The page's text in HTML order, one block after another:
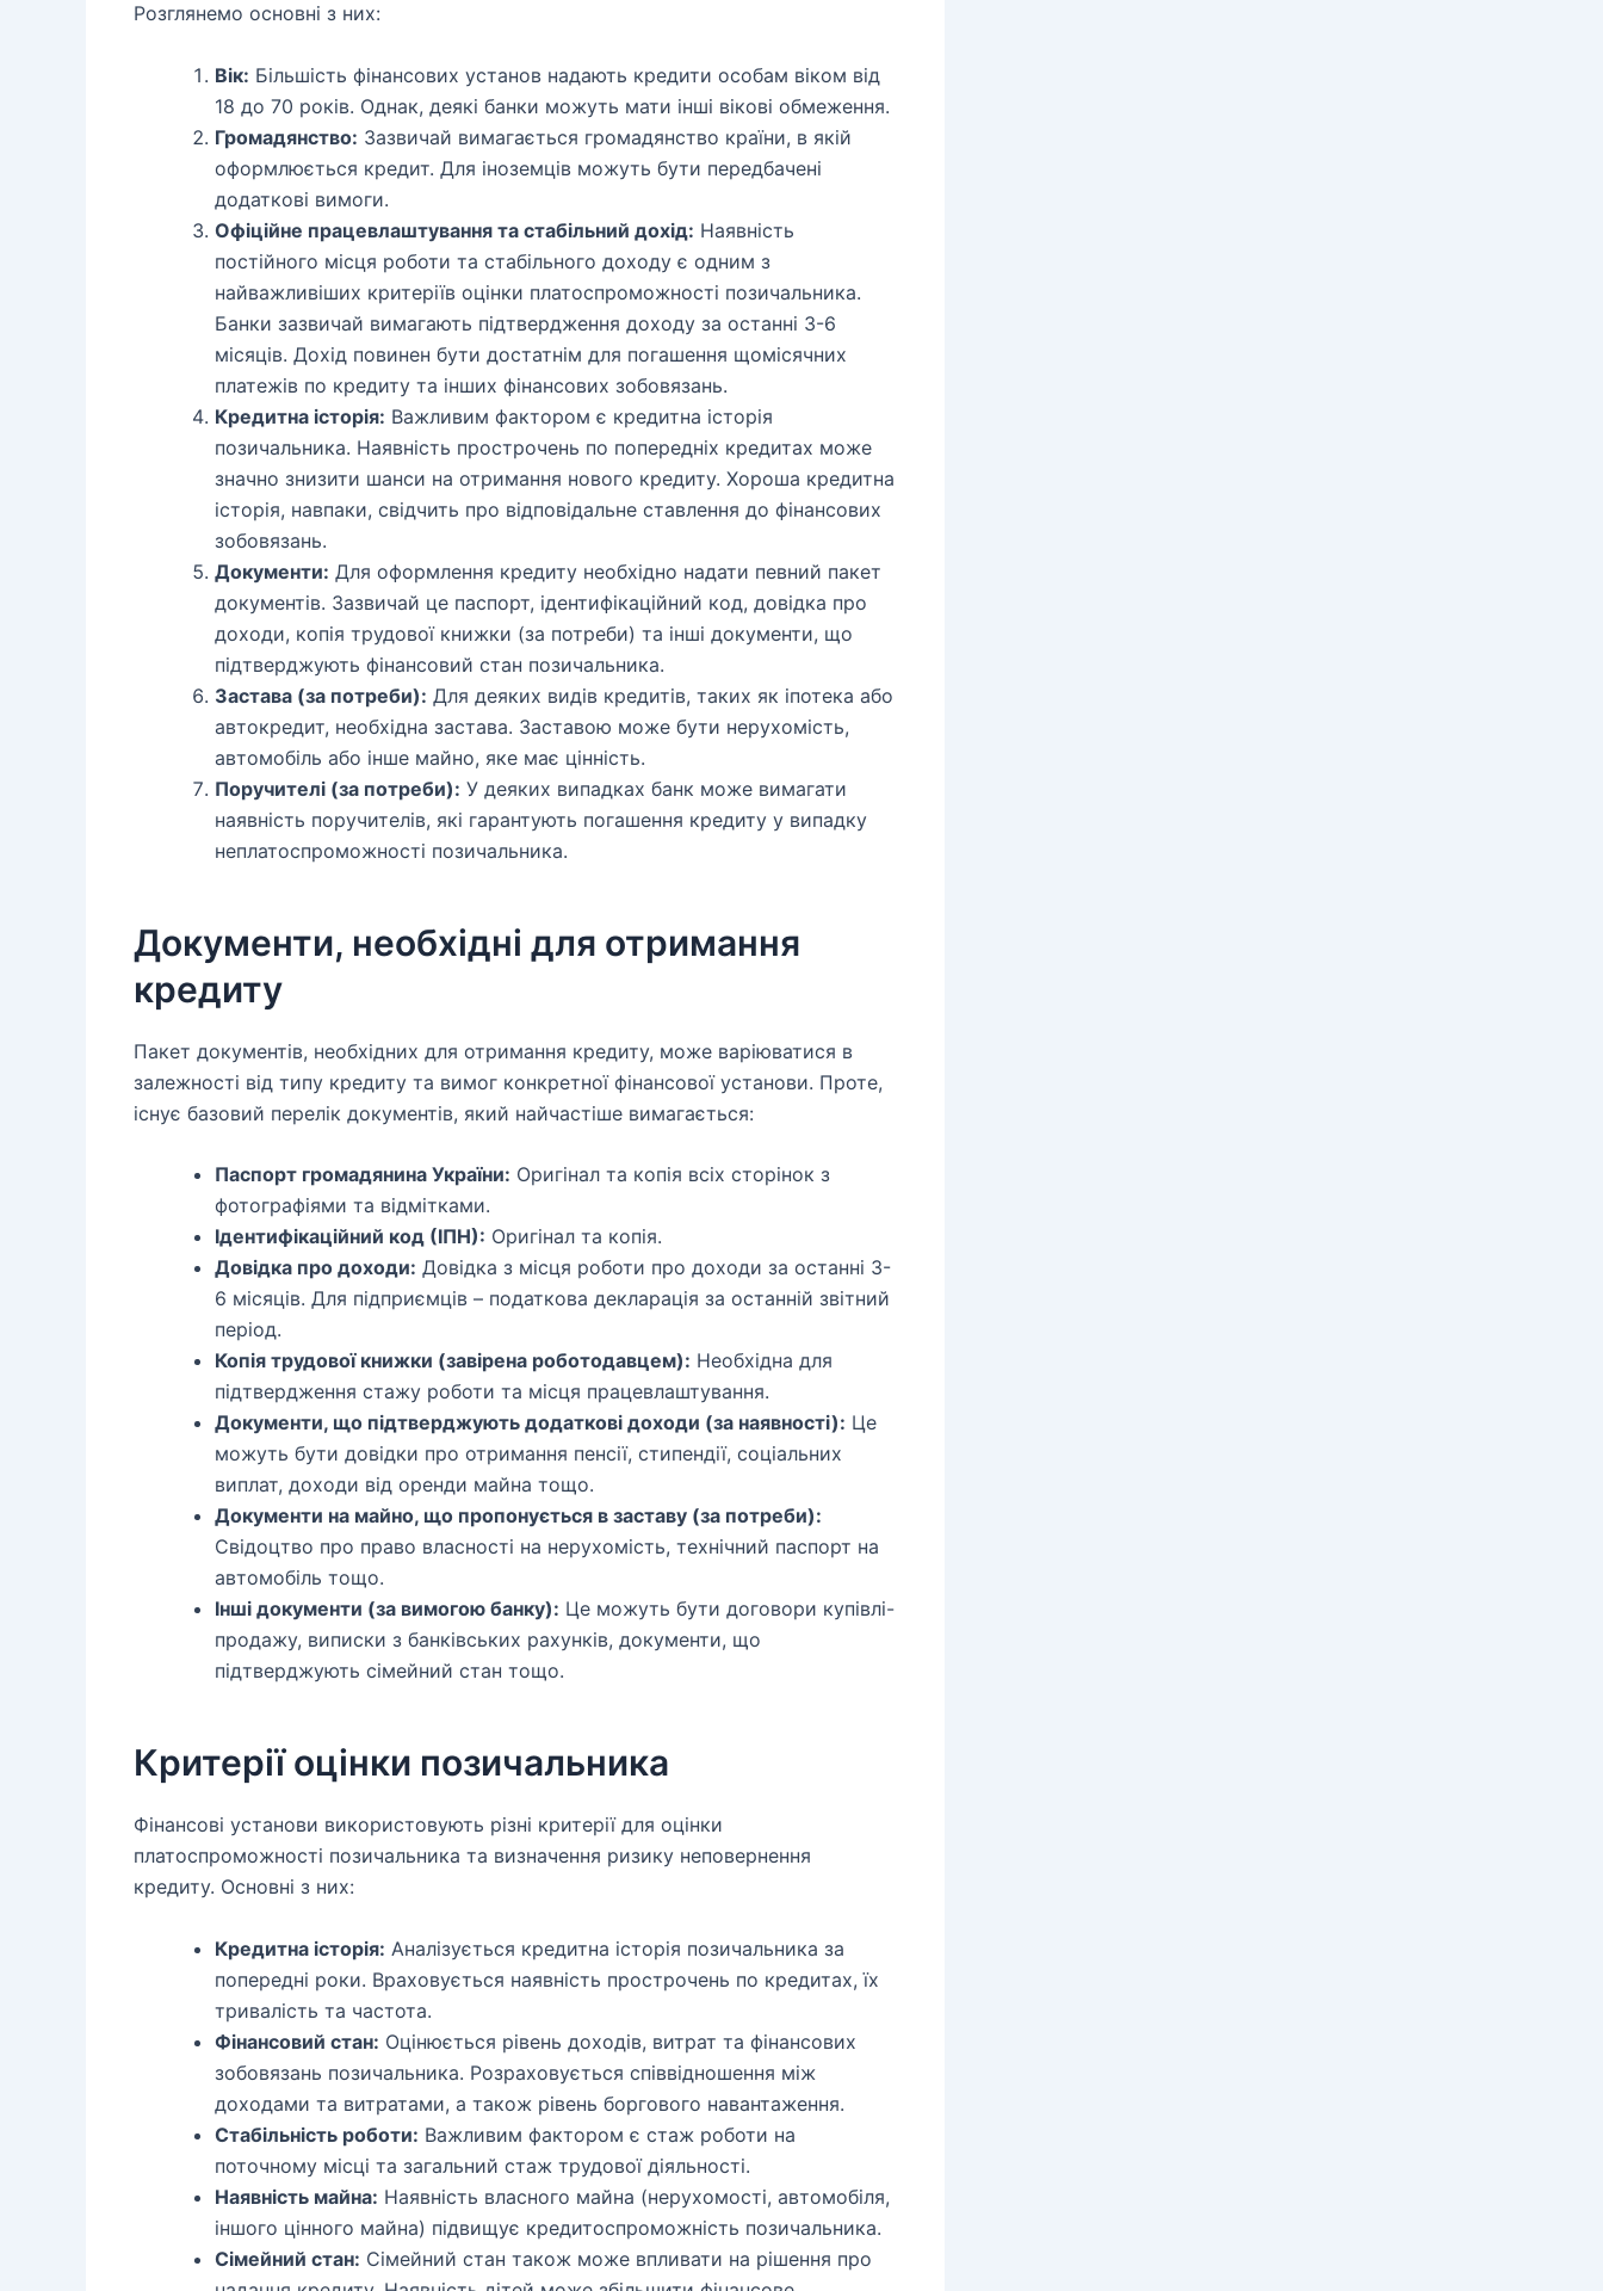
Розглянемо основні з них:
Вік: Більшість фінансових установ надають кредити особам віком від
18 до 70 років. Однак, деякі банки можуть мати інші вікові обмеження.
Громадянство: Зазвичай вимагається громадянство країни, в якій
оформлюється кредит. Для іноземців можуть бути передбачені
додаткові вимоги.
Офіційне працевлаштування та стабільний дохід: Наявність
постійного місця роботи та стабільного доходу є одним з
найважливіших критеріїв оцінки платоспроможності позичальника.
Банки зазвичай вимагають підтвердження доходу за останні 3-6
місяців. Дохід повинен бути достатнім для погашення щомісячних
платежів по кредиту та інших фінансових зобовязань.
Кредитна історія: Важливим фактором є кредитна історія
позичальника. Наявність прострочень по попередніх кредитах може
значно знизити шанси на отримання нового кредиту. Хороша кредитна
історія, навпаки, свідчить про відповідальне ставлення до фінансових
зобовязань.
Документи: Для оформлення кредиту необхідно надати певний пакет
документів. Зазвичай це паспорт, ідентифікаційний код, довідка про
доходи, копія трудової книжки (за потреби) та інші документи, що
підтверджують фінансовий стан позичальника.
Застава (за потреби): Для деяких видів кредитів, таких як іпотека або
автокредит, необхідна застава. Заставою може бути нерухомість,
автомобіль або інше майно, яке має цінність.
Поручителі (за потреби): У деяких випадках банк може вимагати
наявність поручителів, які гарантують погашення кредиту у випадку
неплатоспроможності позичальника.
Документи, необхідні для отримання
кредиту
Пакет документів, необхідних для отримання кредиту, може варіюватися в
залежності від типу кредиту та вимог конкретної фінансової установи. Проте,
існує базовий перелік документів, який найчастіше вимагається:
Паспорт громадянина України: Оригінал та копія всіх сторінок з
фотографіями та відмітками.
Ідентифікаційний код (ІПН): Оригінал та копія.
Довідка про доходи: Довідка з місця роботи про доходи за останні 3-
6 місяців. Для підприємців – податкова декларація за останній звітний
період.
Копія трудової книжки (завірена роботодавцем): Необхідна для
підтвердження стажу роботи та місця працевлаштування.
Документи, що підтверджують додаткові доходи (за наявності): Це
можуть бути довідки про отримання пенсії, стипендії, соціальних
виплат, доходи від оренди майна тощо.
Документи на майно, що пропонується в заставу (за потреби):
Свідоцтво про право власності на нерухомість, технічний паспорт на
автомобіль тощо.
Інші документи (за вимогою банку): Це можуть бути договори купівлі-
продажу, виписки з банківських рахунків, документи, що
підтверджують сімейний стан тощо.
Критерії оцінки позичальника
Фінансові установи використовують різні критерії для оцінки
платоспроможності позичальника та визначення ризику неповернення
кредиту. Основні з них:
Кредитна історія: Аналізується кредитна історія позичальника за
попередні роки. Враховується наявність прострочень по кредитах, їх
тривалість та частота.
Фінансовий стан: Оцінюється рівень доходів, витрат та фінансових
зобовязань позичальника. Розраховується співвідношення між
доходами та витратами, а також рівень боргового навантаження.
Стабільність роботи: Важливим фактором є стаж роботи на
поточному місці та загальний стаж трудової діяльності.
Наявність майна: Наявність власного майна (нерухомості, автомобіля,
іншого цінного майна) підвищує кредитоспроможність позичальника.
Сімейний стан: Сімейний стан також може впливати на рішення про